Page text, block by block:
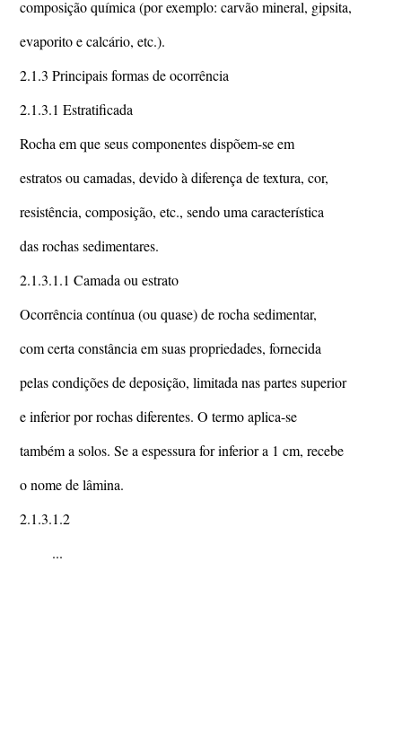
composição química (por exemplo: carvão mineral, gipsita,
evaporito e calcário, etc.).
2.1.3 Principais formas de ocorrência
2.1.3.1 Estratificada
Rocha em que seus componentes dispõem-se em
estratos ou camadas, devido à diferença de textura, cor,
resistência, composição, etc., sendo uma característica
das rochas sedimentares.
2.1.3.1.1 Camada ou estrato
Ocorrência contínua (ou quase) de rocha sedimentar,
com certa constância em suas propriedades, fornecida
pelas condições de deposição, limitada nas partes superior
e inferior por rochas diferentes. O termo aplica-se
também a solos. Se a espessura for inferior a 1 cm, recebe
o nome de lâmina.
2.1.3.1.2
...